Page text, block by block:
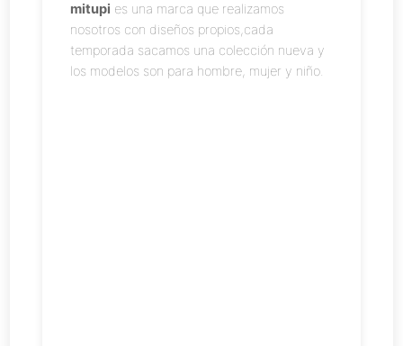
mitupi es una marca que realizamos
nosotros con diseños propios,cada
temporada sacamos una colección nueva y
los modelos son para hombre, mujer y niño.